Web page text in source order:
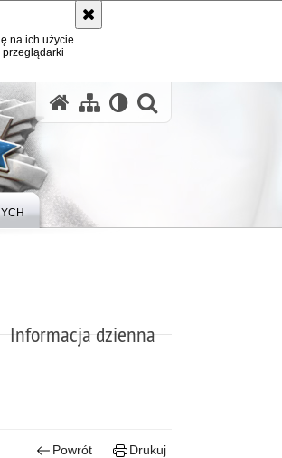
na ich użycie
Informacja dzienna
Powrót Drukuj